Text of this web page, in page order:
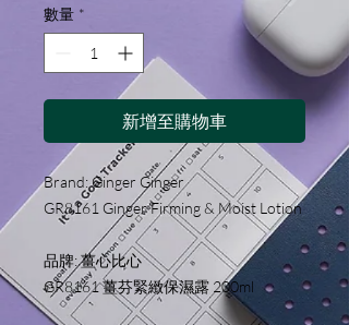
格
價
數量 *
新增至購物車
Brand: Ginger Ginger
GR8161 Ginger Firming & Moist Lotion
品牌: 薑心比心
GR8161 薑芬緊緻保濕露 200ml